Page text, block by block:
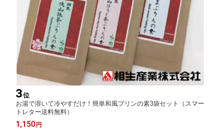
3位
お湯で溶いて冷やすだけ！簡単和風プリンの素3袋セット（スマー
トレター送料無料）
1,150円